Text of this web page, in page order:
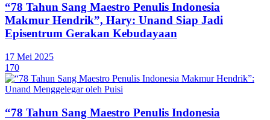
“78 Tahun Sang Maestro Penulis Indonesia
Makmur Hendrik”, Hary: Unand Siap Jadi
Episentrum Gerakan Kebudayaan
17 Mei 2025
170
“78 Tahun Sang Maestro Penulis Indonesia